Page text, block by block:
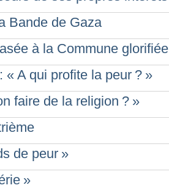
Bande de Gaza
à la Commune glorifiée
« A qui profite la peur ? »
faire de la religion ? »
de peur »
»